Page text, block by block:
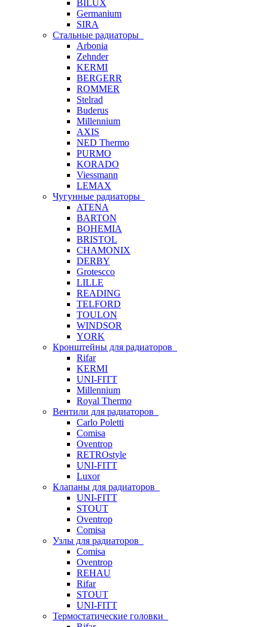
BILUX
Germanium
SIRA
Стальные радиаторы
Arbonia
Zehnder
KERMI
BERGERR
ROMMER
Stelrad
Buderus
Millennium
AXIS
NED Thermo
PURMO
KORADO
Viessmann
LEMAX
Чугунные радиаторы
ATENA
BARTON
BOHEMIA
BRISTOL
CHAMONIX
DERBY
Grotescco
LILLE
READING
TELFORD
TOULON
WINDSOR
YORK
Кронштейны для радиаторов
Rifar
KERMI
UNI-FITT
Millennium
Royal Thermo
Вентили для радиаторов
Carlo Poletti
Comisa
Oventrop
RETROstyle
UNI-FITT
Luxor
Клапаны для радиаторов
UNI-FITT
STOUT
Oventrop
Comisa
Узлы для радиаторов
Comisa
Oventrop
REHAU
Rifar
STOUT
UNI-FITT
Термостатические головки